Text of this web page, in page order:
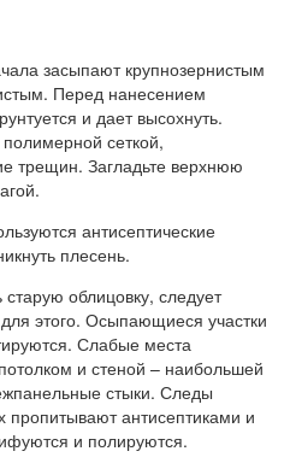
засыпают крупнозернистым
Перед нанесением
и дает высохнуть.
сеткой,
трещин. Загладьте верхнюю
антисептические
плесень.
облицовку, следует
этого. Осыпающиеся участки
Слабые места
и стеной – наибольшей
стыки. Следы
пропитывают антисептиками и
и полируются.